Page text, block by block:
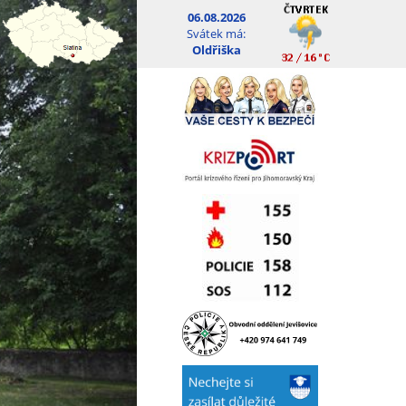
06.08.2026
Svátek má:
Oldřiška